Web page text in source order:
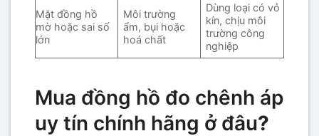
Mặt đồng hồ
mờ hoặc sai số
lớn
Môi trường
ẩm, bụi hoặc
hoá chất
Dùng loại có vỏ
kín, chịu môi
trường công
nghiệp
Mua đồng hồ đo chênh áp
uy tín chính hãng ở đâu?